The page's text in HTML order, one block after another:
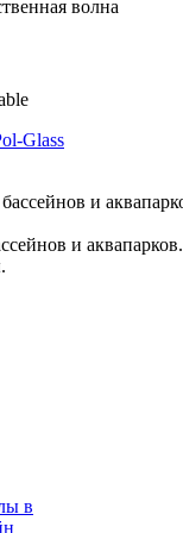
волна
и аквапарков.
в